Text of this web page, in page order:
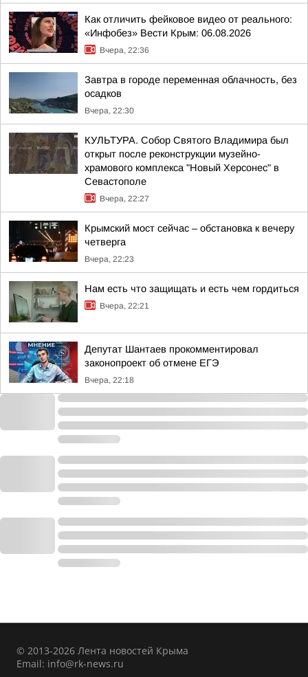
Как отличить фейковое видео от реального:
«Инфобез» Вести Крым: 06.08.2026
Вчера, 22:36
Завтра в городе переменная облачность, без
осадков
Вчера, 22:30
КУЛЬТУРА. Собор Святого Владимира был
открыт после реконструкции музейно-
храмового комплекса "Новый Херсонес" в
Севастополе
Вчера, 22:27
Крымский мост сейчас – обстановка к вечеру
четверга
Вчера, 22:23
Нам есть что защищать и есть чем гордиться
Вчера, 22:21
Депутат Шантаев прокомментировал
законопроект об отмене ЕГЭ
Вчера, 22:18
© 2013-2026 Лента новостей Крыма
Email: info@rk-news.ru